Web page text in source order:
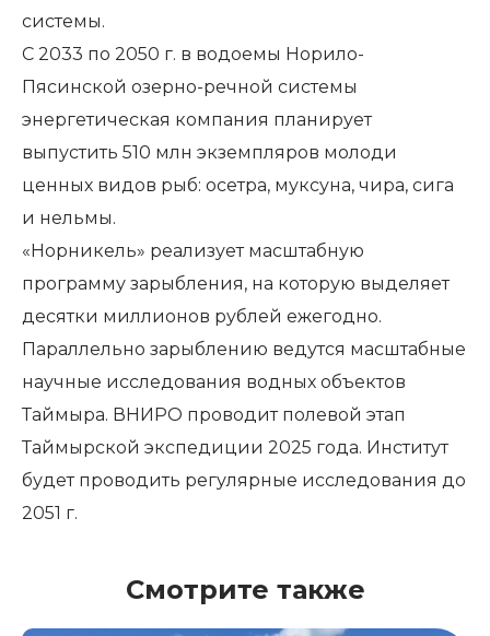
системы.
С 2033 по 2050 г. в водоемы Норило-
Пясинской озерно-речной системы
энергетическая компания планирует
выпустить 510 млн экземпляров молоди
ценных видов рыб: осетра, муксуна, чира, сига
и нельмы.
«Норникель» реализует масштабную
программу зарыбления, на которую выделяет
десятки миллионов рублей ежегодно.
Параллельно зарыблению ведутся масштабные
научные исследования водных объектов
Таймыра. ВНИРО проводит полевой этап
Таймырской экспедиции 2025 года. Институт
будет проводить регулярные исследования до
2051 г.
Смотрите также